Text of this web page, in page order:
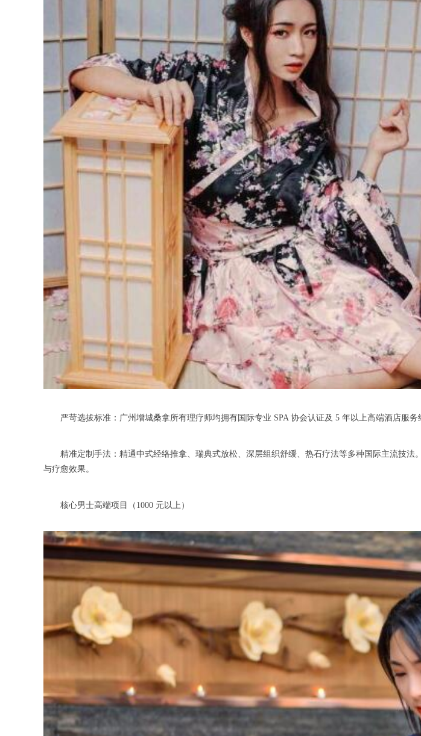
严苛选拔标准：广州增城桑拿所有理疗师均拥有国际专业 SPA 协会认证及 5 年以上高端酒店服务
精准定制手法：精通中式经络推拿、瑞典式放松、深层组织舒缓、热石疗法等多种国际主流技法
与疗愈效果。
核心男士高端项目（1000 元以上）